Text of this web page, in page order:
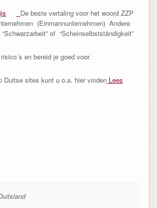
De beste vertaling voor het woord ZZP
(Einmannunternehmen) Andere
of “Scheinselbstständigkeit”
en bereid je goed voor.
Duitse sites kunt u o.a. hier vindenLees